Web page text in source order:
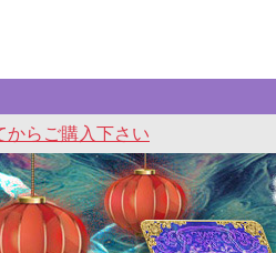
からご購入下さい